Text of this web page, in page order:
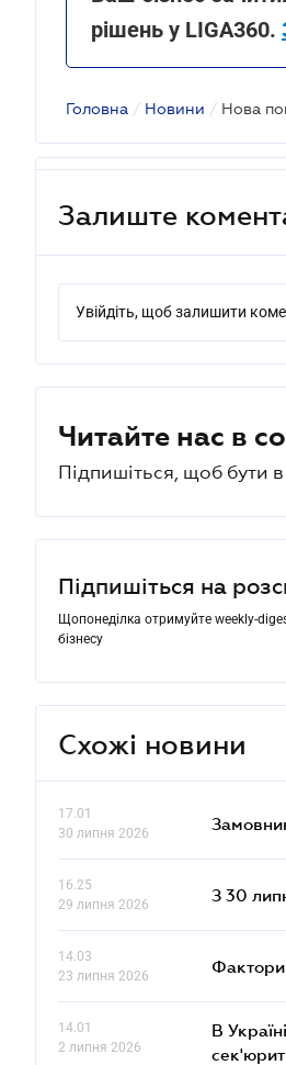
рішень у LIGA360.
Головна / Новини /
Залиште
Увійдіть, щоб залишити
Читайте нас в
Підпишіться, щоб бути в
Підпишіться на
Щопонеділка отримуйте weekly-
бізнесу
Схожі новини
17.01
30 липня 2026
16.25
29 липня 2026
З 30
14.03
23 липня 2026
14.01
2 липня 2026
В